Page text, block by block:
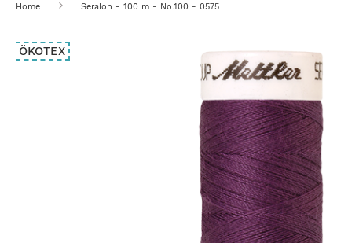
Home Seralon - 100 m - No.100 - 0575
Zum
Ende
ÖKOTEX